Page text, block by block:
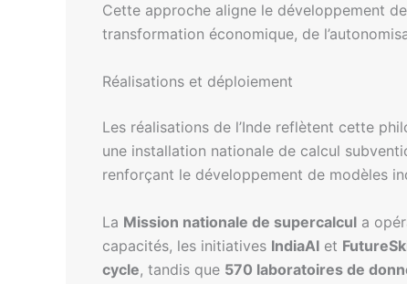
Cette approche aligne le développement
transformation économique, de
Réalisations et déploiement
Les réalisations de l’Inde reflètent cette
une installation nationale de calcul
renforçant le développement de modèles
La Mission nationale de supercalcul a
capacités, les initiatives IndiaAI et
cycle, tandis que 570 laboratoires de